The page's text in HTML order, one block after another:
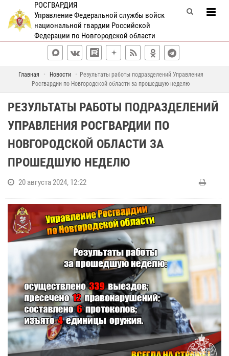
РОСГВАРДИЯ
Управление Федеральной службы войск
национальной гвардии Российской
Федерации по Новгородской области
Главная Новости
Результаты работы подразделений Управления
Росгвардии по Новгородской области за прошедшую неделю
РЕЗУЛЬТАТЫ РАБОТЫ ПОДРАЗДЕЛЕНИЙ
УПРАВЛЕНИЯ РОСГВАРДИИ ПО
НОВГОРОДСКОЙ ОБЛАСТИ ЗА
ПРОШЕДШУЮ НЕДЕЛЮ
20 августа 2024, 12:22